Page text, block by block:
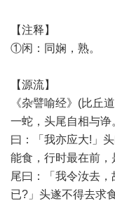
【注释】
①闲：同娴，熟。
【源流】
《杂譬喻经》(比丘
一蛇，头尾自相与
曰：「我亦应大!」
能食，行时最在前，
尾曰：「我令汝去
已?」头遂不得去求